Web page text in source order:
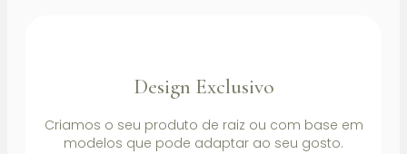
Design Exclusivo
Criamos o seu produto de raiz ou com base em
modelos que pode adaptar ao seu gosto.